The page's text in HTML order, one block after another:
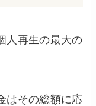
人再生の最大の
はその総額に応